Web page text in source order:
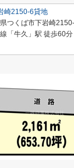
崎2150-6貸地
つくば市下岩崎
「牛久」駅 徒歩60分